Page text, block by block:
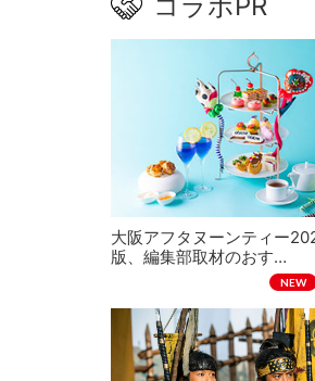
大阪アフタヌーンティー
版、編集部取材のおす…
NEW